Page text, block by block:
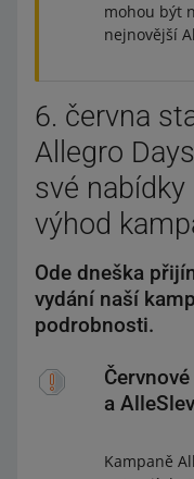
mohou být
nejnovější
6. června
Allegro
své
výhod
Ode dneška
vydání naší
podrobnosti.
a
Kampaně